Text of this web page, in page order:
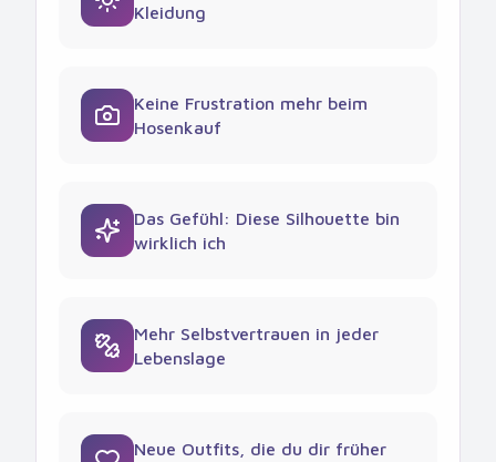
Kleidung
Keine Frustration mehr beim
Hosenkauf
Das Gefühl: Diese Silhouette bin
wirklich ich
Mehr Selbstvertrauen in jeder
Lebenslage
Neue Outfits, die du dir früher